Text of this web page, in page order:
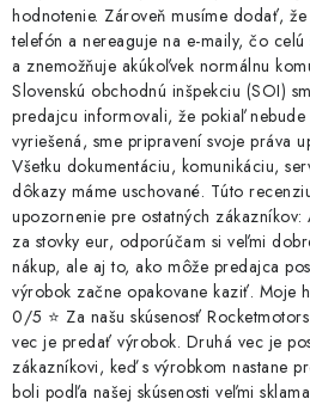
hodnotenie. Zároveň musíme dodať,
telefón a nereaguje na e-maily, čo
a znemožňuje akúkoľvek normálnu
Slovenskú obchodnú inšpekciu (SOI)
predajcu informovali, že pokiaľ
vyriešená, sme pripravení svoje práva
Všetku dokumentáciu, komunikáciu,
dôkazy máme uschované. Túto
upozornenie pre ostatných
za stovky eur, odporúčam si veľmi
nákup, ale aj to, ako môže predajca
výrobok začne opakovane kaziť. Moje
0/5 ⭐ Za našu skúsenosť
vec je predať výrobok. Druhá vec je
zákazníkovi, keď s výrobkom nastane
boli podľa našej skúsenosti veľmi